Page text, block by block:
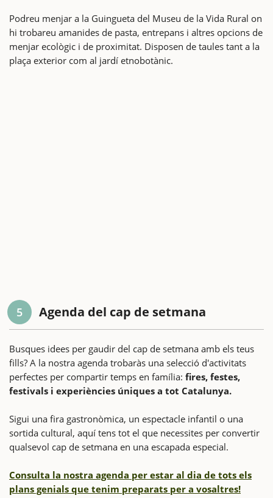
Podreu menjar a la Guingueta del Museu de la Vida Rural on
hi trobareu amanides de pasta, entrepans i altres opcions de
menjar ecològic i de proximitat. Disposen de taules tant a la
plaça exterior com al jardí etnobotànic.
5 Agenda del cap de setmana
Busques idees per gaudir del cap de setmana amb els teus
fills? A la nostra agenda trobaràs una selecció d'activitats
perfectes per compartir temps en família: fires, festes,
festivals i experiències úniques a tot Catalunya.
Sigui una fira gastronòmica, un espectacle infantil o una
sortida cultural, aquí tens tot el que necessites per convertir
qualsevol cap de setmana en una escapada especial.
Consulta la nostra agenda per estar al dia de tots els
plans genials que tenim preparats per a vosaltres!